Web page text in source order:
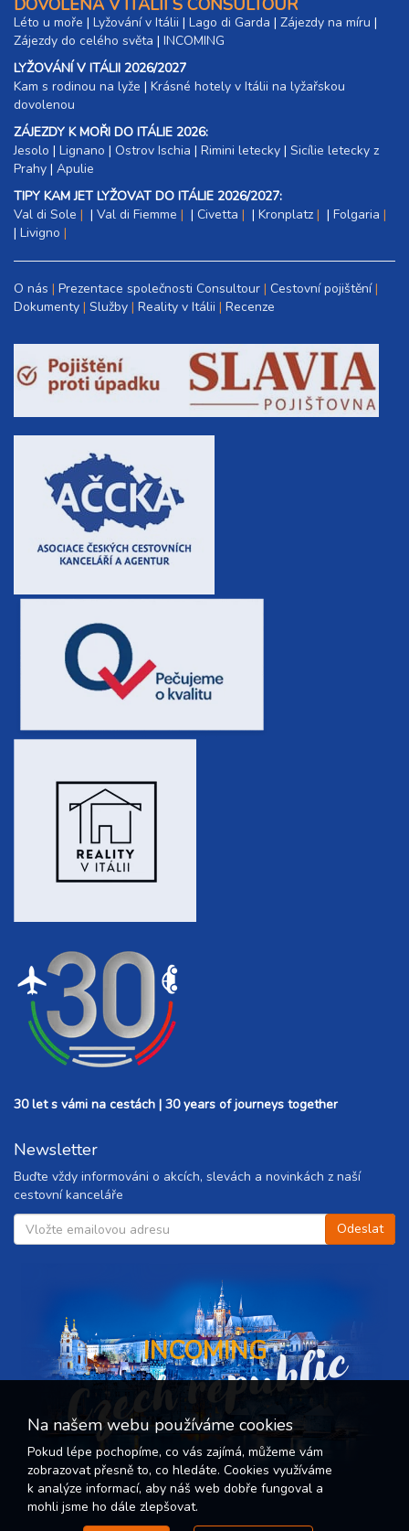
DOVOLENÁ V ITÁLII S CONSULTOUR
Léto u moře | Lyžování v Itálii | Lago di Garda | Zájezdy na míru |
Zájezdy do celého světa | INCOMING
LYŽOVÁNÍ V ITÁLII 2026/2027
Kam s rodinou na lyže |​ Krásné hotely v Itálii na lyžařskou
dovolenou
ZÁJEZDY K MOŘI DO ITÁLIE 2026:
Jesolo | Lignano | Ostrov Ischia | Rimini letecky | Sicílie letecky z
Prahy | Apulie
TIPY KAM JET LYŽOVAT DO ITÁLIE 2026/2027:
Val di Sole
| Val di Fiemme | Civetta | Kronplatz | Folgaria
| Livigno
O nás Prezentace společnosti Consultour Cestovní pojištění
Dokumenty Služby Reality v Itálii Recenze
30 let s vámi na cestách | 30 years of journeys together
Newsletter
Buďte vždy informováni o akcích, slevách a novinkách z naší
cestovní kanceláře
INCOMING
Czech republic
Na našem webu používáme cookies
Pokud lépe pochopíme, co vás zajímá, můžeme vám
zobrazovat přesně to, co hledáte. Cookies využíváme
k analýze informací, aby náš web dobře fungoval a
mohli jsme ho dále zlepšovat.